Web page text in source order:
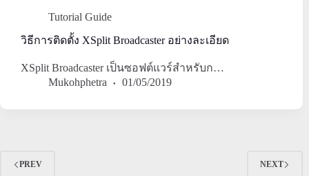
Tutorial Guide
วิธีการติดตั้ง XSplit Broadcaster อย่างละเอียด
XSplit Broadcaster เป็นซอฟต์แวร์สำหรับก…
Mukohphetra
01/05/2019
PREV NEXT